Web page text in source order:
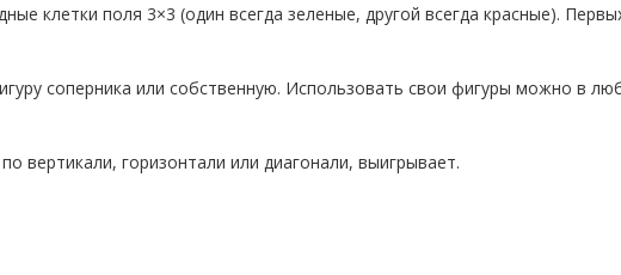
клетки поля 3×3 (один всегда зеленые, другой всегда красные).
соперника или собственную. Использовать свои фигуры можно в
вертикали, горизонтали или диагонали, выигрывает.